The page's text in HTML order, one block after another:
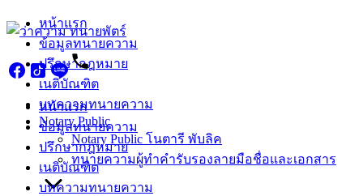
Skip
to
content
หน้าแรก
ข้อมูลทนายความ
ปรึกษากฎหมาย
เนติบัณฑิต
บทความทนายความ
หน้าแรก
ข้อมูลทนายความ
ปรึกษากฎหมาย
เนติบัณฑิต
บทความทนายความ
Notary Public
Notary Public โนตารี พับลิค
ทนายความผู้ทำคำรับรองลายมือชื่อและเอกสาร